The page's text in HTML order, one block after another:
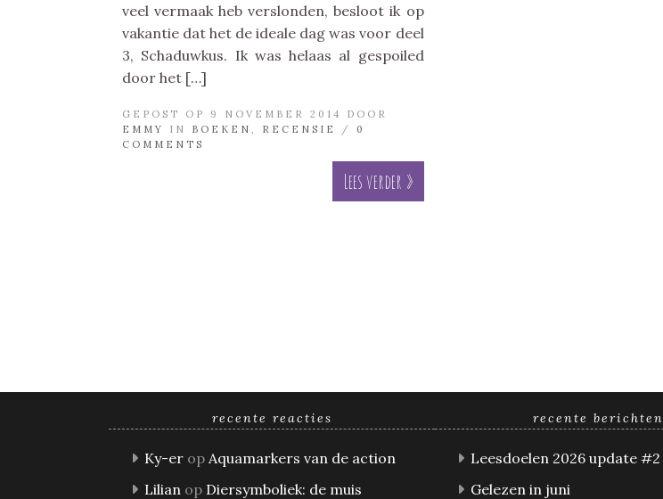
veel vermaak heb verslonden, besloot ik op
vakantie dat het de ideale dag was voor deel
3, Schaduwkus. Ik was helaas al gespoiled
door het […]
GEPOST OP 9 NOVEMBER 2014 DOOR
EMMY
IN BOEKEN , RECENSIE / 0
COMMENTS
Lees verder »
recente reacties
Ky-er op Aquamarkers van de action
Lilian op Diersymboliek: de muis
recente berichten
Leesdoelen 2026 update #2
Gelezen in juni